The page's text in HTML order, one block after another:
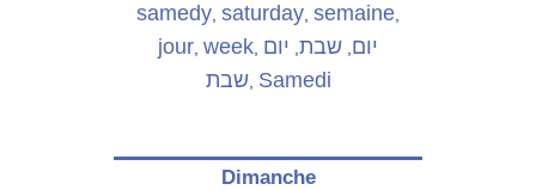
samedy saturday semaine
jour week יום שבת יום
שבת, Samedi
Dimanche